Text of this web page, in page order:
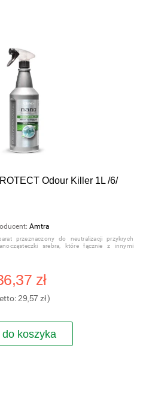
Odour Killer 1L /6/
Amtra
przeznaczony do neutralizacji przykrych
srebra, które łącznie z innymi
zł
29,57 zł)
do koszyka